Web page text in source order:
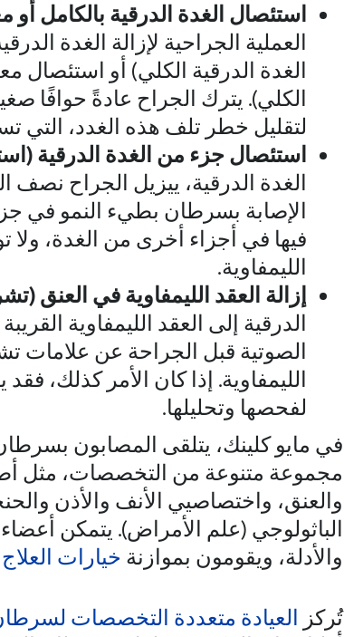
استئصال الغدة الدرقية بالكامل
العملية الجراحية لإزالة الغدة
الغدة الدرقية الكلي) أو استئصال
الكلي). يترك الجراح عادةً حوافًا
لتقليل خطر تلف هذه الغدد، التي
استئصال جزء من الغدة الدرقية
الغدة الدرقية، ييزيل الجراح
الإصابة بسرطان بطيء النمو في
فيها في أجزاء أخرى من الغدة،
الليمفاوية.
إزالة العقد الليمفاوية في العنق
الدرقية إلى العقد الليمفاوية
الصوتية قبل الجراحة عن علامات
الليمفاوية. إذا كان الأمر كذلك،
لفحصها وتحليلها.
في مايو كلينك، يتلقى المصابون
مجموعة متنوعة من التخصصات، مثل
والعنق، واختصاصيي الأنف والأذن
الباثولوجي (علم الأمراض). يتمكن
والأدلة، ويقومون بموازنة خيارات العلاج
تُركز العيادة متعددة التخصصات